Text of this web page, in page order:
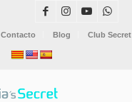
Contacto Blog Club Secret